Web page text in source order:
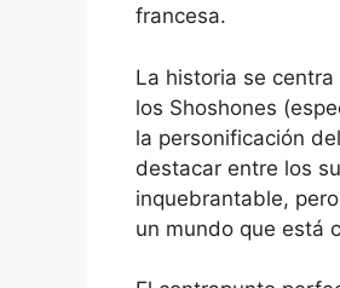
francesa.
La historia se
los Shoshones
la personificación
destacar entre los
inquebrantable,
un mundo que está